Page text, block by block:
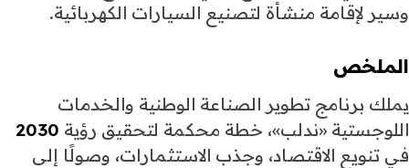
وسير لإقامة منشأة لتصنيع السيارات الكهربائية.
الملخص
يملك برنامج تطوير الصناعة الوطنية والخدمات
اللوجستية «ندلب»، خطة محكمة لتحقيق رؤية 2030
في تنويع الاقتصاد، وجذب الاستثمارات، وصولًا إلى